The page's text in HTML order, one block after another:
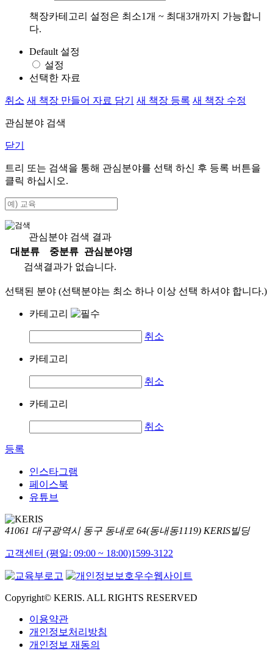
책장카테고리 설정은 최소1개 ~ 최대3개까지 가능합니
다.
Default 설정
설정
선택한 자료
취소 새 책장 만들어 자료 담기 새 책장 등록 새 책장 수정
관심분야 검색
닫기
트리 또는 검색을 통해 관심분야를 선택 하신 후 등록 버튼을
클릭 하십시오.
관심분야 검색 결과
대분류
중분류
관심분야명
검색결과가 없습니다.
선택된 분야 (선택분야는 최소 하나 이상 선택 하셔야 합니다.)
카테고리
취소
카테고리
취소
카테고리
취소
등록
인스타그램
페이스북
유튜브
41061 대구광역시 동구 동내로 64(동내동1119) KERIS빌딩
고객센터 (평일: 09:00 ~ 18:00)1599-3122
Copyright© KERIS. ALL RIGHTS RESERVED
이용약관
개인정보처리방침
개인정보 재동의